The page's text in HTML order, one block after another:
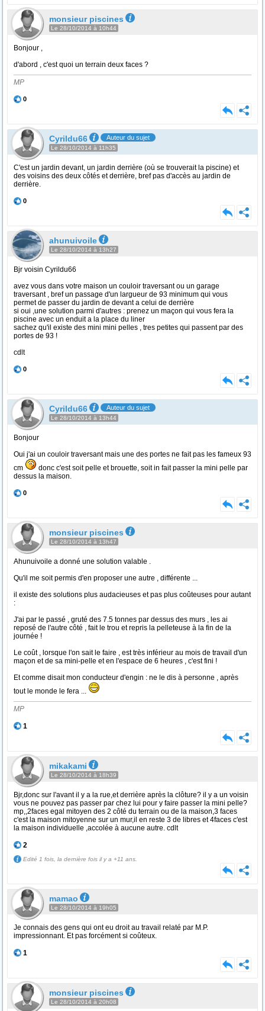
monsieur piscines
Le 28/10/2014 à 10h44
Bonjour ,
d'abord , c'est quoi un terrain deux faces ?
MP
0
Cyrildu66 Auteur du sujet
Le 28/10/2014 à 11h35
C'est un jardin devant, un jardin derrière (où se trouverait la piscine) et
des voisins des deux côtés et derrière, bref pas d'accès au jardin de
derrière.
0
ahunuivoile
Le 28/10/2014 à 13h27
Bjr voisin Cyrildu66
avez vous dans votre maison un couloir traversant ou un garage
traversant , bref un passage d'un largueur de 93 minimum qui vous
permet de passer du jardin de devant a celui de derrière
si oui ,une solution parmi d'autres : prenez un maçon qui vous fera la
piscine avec un enduit a la place du liner
sachez qu'il existe des mini mini pelles , tres petites qui passent par des
portes de 93 !
cdlt
0
Cyrildu66 Auteur du sujet
Le 28/10/2014 à 13h44
Bonjour
Oui j'ai un couloir traversant mais une des portes ne fait pas les fameux 93
cm
donc c'est soit pelle et brouette, soit in fait passer la mini pelle par
dessus la maison.
0
monsieur piscines
Le 28/10/2014 à 13h47
Ahunuivoile a donné une solution valable .
Qu'il me soit permis d'en proposer une autre , différente ...
il existe des solutions plus audacieuses et pas plus coûteuses pour autant
:
J'ai par le passé , gruté des 7.5 tonnes par dessus des murs , les ai
reposé de l'autre côté , fait le trou et repris la pelleteuse à la fin de la
journée !
Le coût , lorsque l'on sait le faire , est très inférieur au mois de travail d'un
maçon et de sa mini-pelle et en l'espace de 6 heures , c'est fini !
Et comme disait mon conducteur d'engin : ne le dis à personne , après
tout le monde le fera ...
MP
1
mikakami
Le 28/10/2014 à 18h39
Bjr,donc sur l'avant il y a la rue,et derrière après la clôture? il y a un voisin
vous ne pouvez pas passer par chez lui pour y faire passer la mini pelle?
mp,,2faces egal mitoyen des 2 côté du terrain ou de la maison,3 faces
c'est la maison mitoyenne sur un mur,il en reste 3 de libres et 4faces c'est
la maison individuelle ,accolée à aucune autre. cdlt
2
Edité 1 fois, la dernière fois il y a +11 ans.
mamao
Le 28/10/2014 à 19h05
Je connais des gens qui ont eu droit au travail relaté par M.P.
impressionnant. Et pas forcément si coûteux.
1
monsieur piscines
Le 28/10/2014 à 20h08